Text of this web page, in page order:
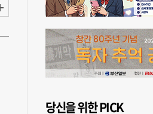
당신을 위한 PICK